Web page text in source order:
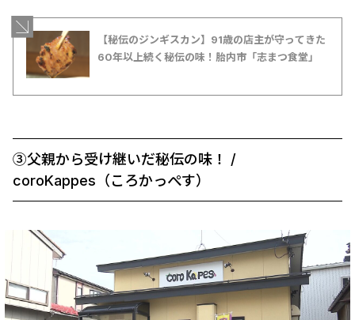
【秘伝のジンギスカン】91歳の店主が守ってきた
60年以上続く秘伝の味！胎内市「志まつ食堂」
③父親から受け継いだ秘伝の味！ /
coroKappes（ころかっぺす）